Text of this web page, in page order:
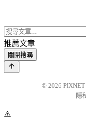
推薦文章
關閉搜尋
© 2026 PIXNET
隱
⚠️